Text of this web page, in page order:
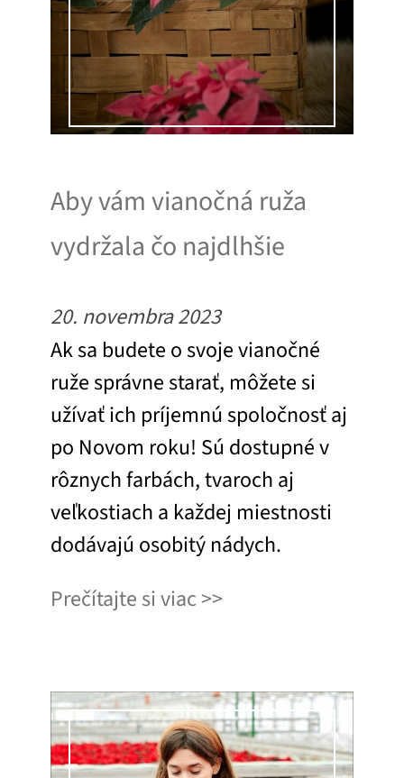
Aby vám vianočná ruža
vydržala čo najdlhšie
20. novembra 2023
Ak sa budete o svoje vianočné
ruže správne starať, môžete si
užívať ich príjemnú spoločnosť aj
po Novom roku! Sú dostupné v
rôznych farbách, tvaroch aj
veľkostiach a každej miestnosti
dodávajú osobitý nádych.
Prečítajte si viac